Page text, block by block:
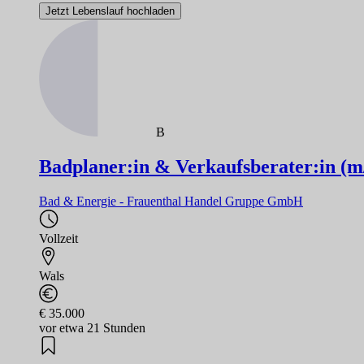
Jetzt Lebenslauf hochladen
B
Badplaner:in & Verkaufsberater:in
Bad & Energie - Frauenthal Handel Gruppe GmbH
Vollzeit
Wals
€ 35.000
vor etwa 21 Stunden